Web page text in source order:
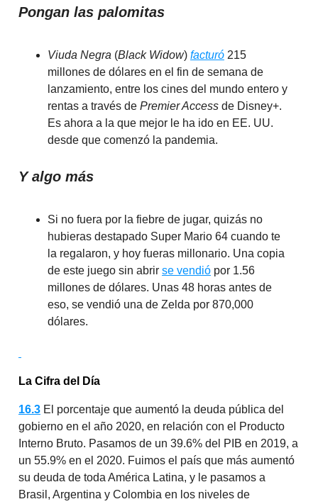
Pongan las palomitas
Viuda Negra (Black Widow) facturó 215
millones de dólares en el fin de semana de
lanzamiento, entre los cines del mundo entero y
rentas a través de Premier Access de Disney+.
Es ahora a la que mejor le ha ido en EE. UU.
desde que comenzó la pandemia.
Y algo más
Si no fuera por la fiebre de jugar, quizás no
hubieras destapado Super Mario 64 cuando te
la regalaron, y hoy fueras millonario. Una copia
de este juego sin abrir se vendió por 1.56
millones de dólares. Unas 48 horas antes de
eso, se vendió una de Zelda por 870,000
dólares.
La Cifra del Día
16.3 El porcentaje que aumentó la deuda pública del
gobierno en el año 2020, en relación con el Producto
Interno Bruto. Pasamos de un 39.6% del PIB en 2019, a
un 55.9% en el 2020. Fuimos el país que más aumentó
su deuda de toda América Latina, y le pasamos a
Brasil, Argentina y Colombia en los niveles de